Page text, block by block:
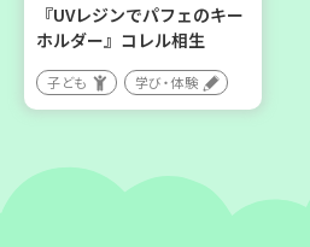
西宮市
チャレンジ！ローリングス
『UVレジンでパフェのキー
ホルダー』コレル相生
子ども 学び・体験